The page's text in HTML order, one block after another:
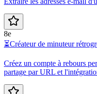
8e
⏳Créateur de minuteur
Créez un compte à rebours
partage par URL et